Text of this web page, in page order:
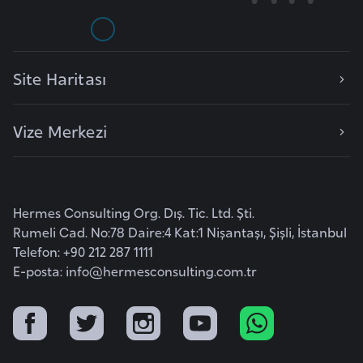
Site Haritası
Vize Merkezi
Hermes Consulting Org. Dış. Tic. Ltd. Şti.
Rumeli Cad. No:78 Daire:4 Kat:1 Nişantaşı, Şişli, İstanbul
Telefon: +90 212 287 1111
E-posta: info@hermesconsulting.com.tr
e
z
a
y
i
C